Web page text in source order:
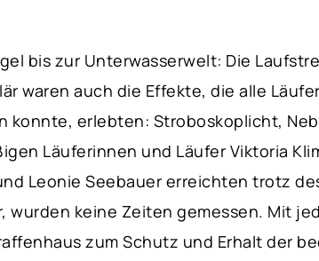
bis zur Unterwasserwelt: Die
waren auch die Effekte, die alle
konnte, erlebten: Stroboskoplicht,
Läuferinnen und Läufer Viktoria
Leonie Seebauer erreichten trotz
wurden keine Zeiten gemessen. Mit
zum Schutz und Erhalt der